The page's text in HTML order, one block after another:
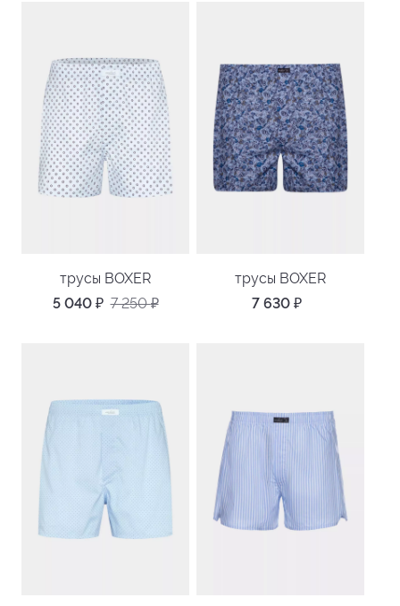
трусы BOXER
5 040 ₽ 7 250₽
трусы BOXER
7 630 ₽